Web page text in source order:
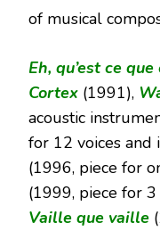
of musical
Eh, qu’est ce
Cortex (1991),
acoustic
for 12 voices and
(1996, piece for
(1999, piece for 3
Vaille que vaille